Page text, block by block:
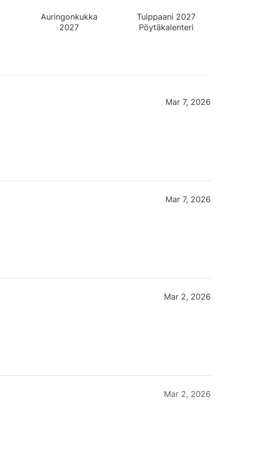
Auringonkukka
2027
Tulppaani 2027
Pöytäkalenteri
Mar 7, 2026
Mar 7, 2026
Mar 2, 2026
Mar 2, 2026